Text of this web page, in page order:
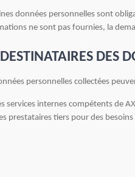
données personnelles sont
ne sont pas fournies, la
DES
personnelles collectées
services internes compétents de
prestataires tiers pour des